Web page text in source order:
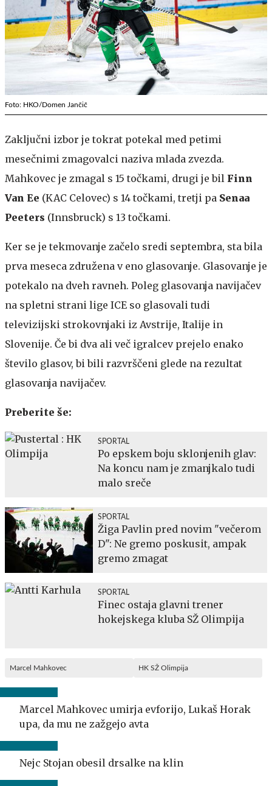
Foto: HKO/Domen Jančič
Zaključni izbor je tokrat potekal med petimi
mesečnimi zmagovalci naziva mlada zvezda.
Mahkovec je zmagal s 15 točkami, drugi je bil Finn
Van Ee (KAC Celovec) s 14 točkami, tretji pa Senaa
Peeters (Innsbruck) s 13 točkami.
Ker se je tekmovanje začelo sredi septembra, sta bila
prva meseca združena v eno glasovanje. Glasovanje je
potekalo na dveh ravneh. Poleg glasovanja navijačev
na spletni strani lige ICE so glasovali tudi
televizijski strokovnjaki iz Avstrije, Italije in
Slovenije. Če bi dva ali več igralcev prejelo enako
število glasov, bi bili razvrščeni glede na rezultat
glasovanja navijačev.
Preberite še:
SPORTAL
Po epskem boju sklonjenih glav:
Na koncu nam je zmanjkalo tudi
malo sreče
SPORTAL
Žiga Pavlin pred novim "večerom
D": Ne gremo poskusit, ampak
gremo zmagat
SPORTAL
Finec ostaja glavni trener
hokejskega kluba SŽ Olimpija
Marcel Mahkovec HK SŽ Olimpija
Marcel Mahkovec umirja evforijo, Lukaš Horak
upa, da mu ne zažgejo avta
Nejc Stojan obesil drsalke na klin